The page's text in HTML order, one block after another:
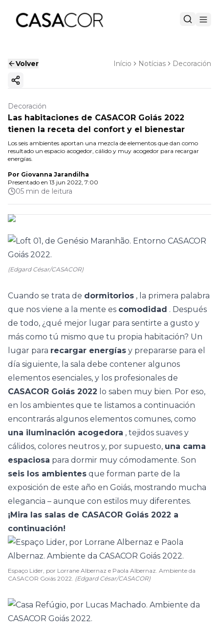
Volver Início Notícias Decoración
Copiar enlace
Decoración
Las habitaciones de CASACOR Goiás 2022
tienen la receta del confort y el bienestar
Los seis ambientes aportan una mezcla de elementos que dan como
resultado un espacio acogedor, cálido y muy acogedor para recargar
energías.
Por Giovanna Jarandilha
Presentado en 13 jun 2022, 7:00
05 min de leitura
(Edgard César/CASACOR)
Cuando se trata de dormitorios , la primera palabra
que nos viene a la mente es comodidad . Después
de todo, ¿qué mejor lugar para sentirte a gusto y
más como tú mismo que tu propia habitación? Un
lugar para recargar energías y prepararse para el
día siguiente, la sala debe contener algunos
elementos esenciales, y los profesionales de
CASACOR Goiás 2022 lo saben muy bien. Por eso,
en los ambientes que te listamos a continuación
encontrarás algunos elementos comunes, como
una iluminación acogedora , tejidos suaves y
cálidos, colores neutros y, por supuesto, una cama
espaciosa para dormir muy cómodamente. Son
seis los ambientes que forman parte de la
exposición de este año en Goiás, mostrando mucha
elegancia – aunque con estilos muy diferentes.
¡Mira las salas de CASACOR Goiás 2022 a
continuación!
Espaço Lider, por Lorrane Albernaz e Paola Albernaz. Ambiente da
CASACOR Goiás 2022. (Edgard César/CASACOR)